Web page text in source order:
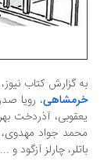
گزارش کتاب نیوز، در
، رویا صدر،
آذردخت بهرامی،
جواد مهدوی،
چارلز آزگود و ...